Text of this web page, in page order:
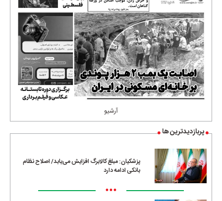
آرشیو
پربازدیدترین ها
پزشکیان: مبلغ کالابرگ افزایش می‌یابد/ اصلاح نظام
بانکی ادامه دارد
•••